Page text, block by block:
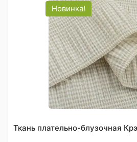
Новинка!
Ткань плательно-блузочная